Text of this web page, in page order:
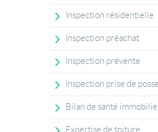
Inspection résidentielle
Inspection préachat
Inspection prévente
Inspection prise de
Bilan de santé
Expertise de toiture